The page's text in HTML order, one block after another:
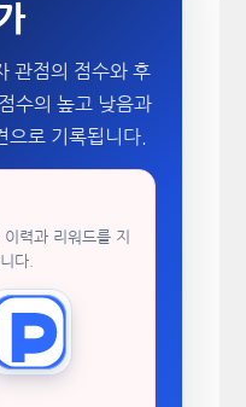
관점의 점수와 후
수의 높고 낮음과
으로 기록됩니다.
력과 리워드를 지
다.
TokenPocket